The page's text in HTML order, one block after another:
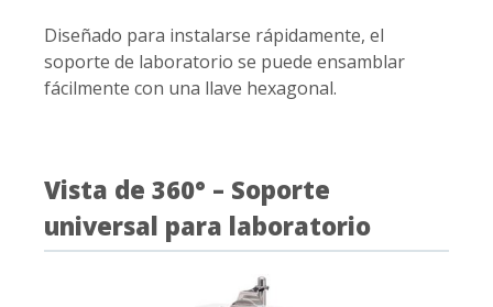
Diseñado para instalarse rápidamente, el
soporte de laboratorio se puede ensamblar
fácilmente con una llave hexagonal.
Vista de 360° – Soporte
universal para laboratorio